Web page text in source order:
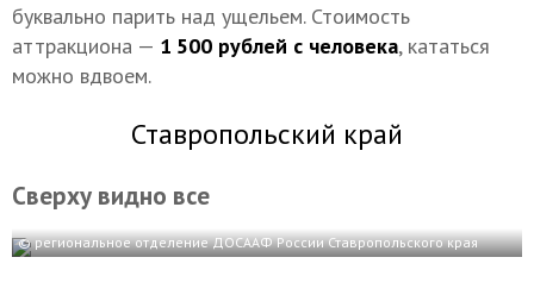
буквально парить над ущельем. Стоимость
аттракциона — 1 500 рублей с человека, кататься
можно вдвоем.
Ставропольский край
Сверху видно все
© региональное отделение ДОСААФ России Ставропольского края